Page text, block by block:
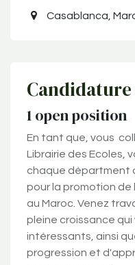
Casablanca,
1 open position
En tant que, vous
Librairie des Ecoles,
chaque départment
pour la promotion
au Maroc. Venez
pleine croissance
intéressants, ainsi
progression et